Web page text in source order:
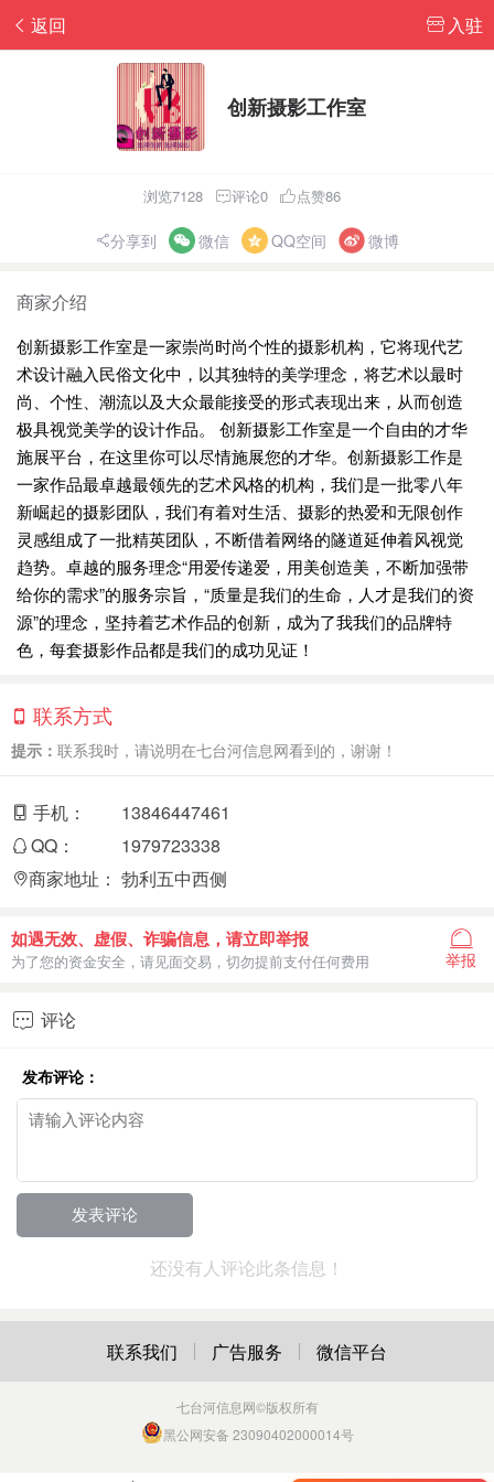
返回 入驻
创新摄影工作室
浏览7128 评论0 点赞86
分享到 微信 QQ空间 微博
商家介绍
创新摄影工作室是一家崇尚时尚个性的摄影机构，它将现代艺
术设计融入民俗文化中，以其独特的美学理念，将艺术以最时
尚、个性、潮流以及大众最能接受的形式表现出来，从而创造
极具视觉美学的设计作品。 创新摄影工作室是一个自由的才华
施展平台，在这里你可以尽情施展您的才华。创新摄影工作是
一家作品最卓越最领先的艺术风格的机构，我们是一批零八年
新崛起的摄影团队，我们有着对生活、摄影的热爱和无限创作
灵感组成了一批精英团队，不断借着网络的隧道延伸着风视觉
趋势。卓越的服务理念“用爱传递爱，用美创造美，不断加强带
给你的需求”的服务宗旨，“质量是我们的生命，人才是我们的资
源”的理念，坚持着艺术作品的创新，成为了我我们的品牌特
色，每套摄影作品都是我们的成功见证！
联系方式
提示： 联系我时，请说明在七台河信息网看到的，谢谢！
手机：
13846447461
QQ：
1979723338
商家地址： 勃利五中西侧
如遇无效、虚假、诈骗信息，请立即举报
为了您的资金安全，请见面交易，切勿提前支付任何费用 举报
 评论
发布评论：
还没有人评论此条信息！
联系我们 广告服务 微信平台
七台河信息网©版权所有
黑公网安备 23090402000014号